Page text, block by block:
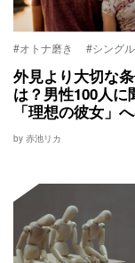
#オトナ磨き #シングル
外見より大切な
は？男性100人に
「理想の彼女」
by 赤池リカ